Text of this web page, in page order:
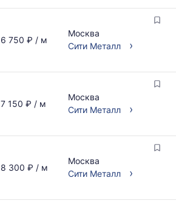
6 750 ₽ / м
Москва
Сити Металл
›
7 150 ₽ / м
Москва
Сити Металл
›
8 300 ₽ / м
Москва
Сити Металл
›